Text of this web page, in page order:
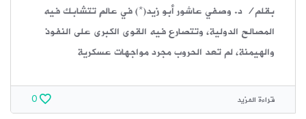
بقلم/ د. وصفي عاشور أبو زيد(*) في عالمٍ تتشابك فيه
المصالح الدولية، وتتصارع فيه القوى الكبرى على النفوذ
والهيمنة، لم تعد الحروب مجرد مواجهات عسكرية
قراءة المزيد 0